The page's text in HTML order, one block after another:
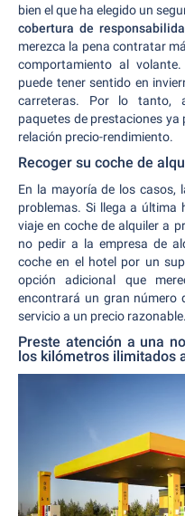
bien el que ha elegido un
cobertura de
merezca la pena contratar
comportamiento al
puede tener sentido en
carreteras. Por lo tanto,
paquetes de prestaciones
relación precio-rendimiento.
Recoger su coche de
En la mayoría de los casos,
problemas. Si llega a última
viaje en coche de alquiler a
no pedir a la empresa de
coche en el hotel por un
opción adicional que
encontrará un gran número
servicio a un precio razonable.
Preste atención a una
los kilómetros ilimitados